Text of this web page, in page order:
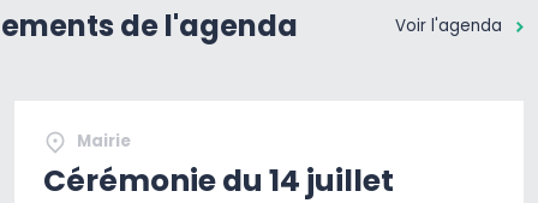
de l'agenda Voir l'agenda
Mairie
Cérémonie du 14 juillet